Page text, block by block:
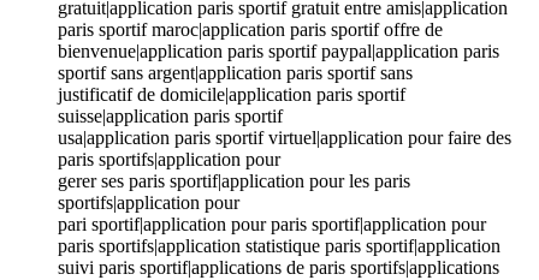
gratuit|application paris sportif gratuit entre amis|application
paris sportif maroc|application paris sportif offre de
bienvenue|application paris sportif paypal|application paris
sportif sans argent|application paris sportif sans
justificatif de domicile|application paris sportif
suisse|application paris sportif
usa|application paris sportif virtuel|application pour faire des
paris sportifs|application pour
gerer ses paris sportif|application pour les paris
sportifs|application pour
pari sportif|application pour paris sportif|application pour
paris sportifs|application statistique paris sportif|application
suivi paris sportif|applications de paris sportifs|applications